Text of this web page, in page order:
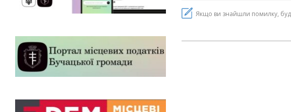
Якщо ви знайшли помилку, будь